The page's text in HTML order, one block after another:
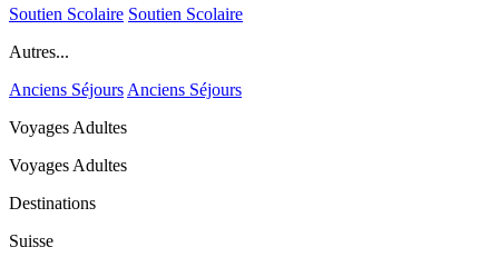
Soutien Scolaire Soutien Scolaire
Autres...
Anciens Séjours Anciens Séjours
Voyages Adultes
Voyages Adultes
Destinations
Suisse